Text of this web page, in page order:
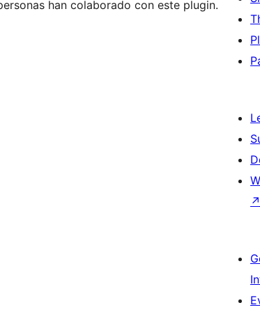
han colaborado con este plugin.
↗